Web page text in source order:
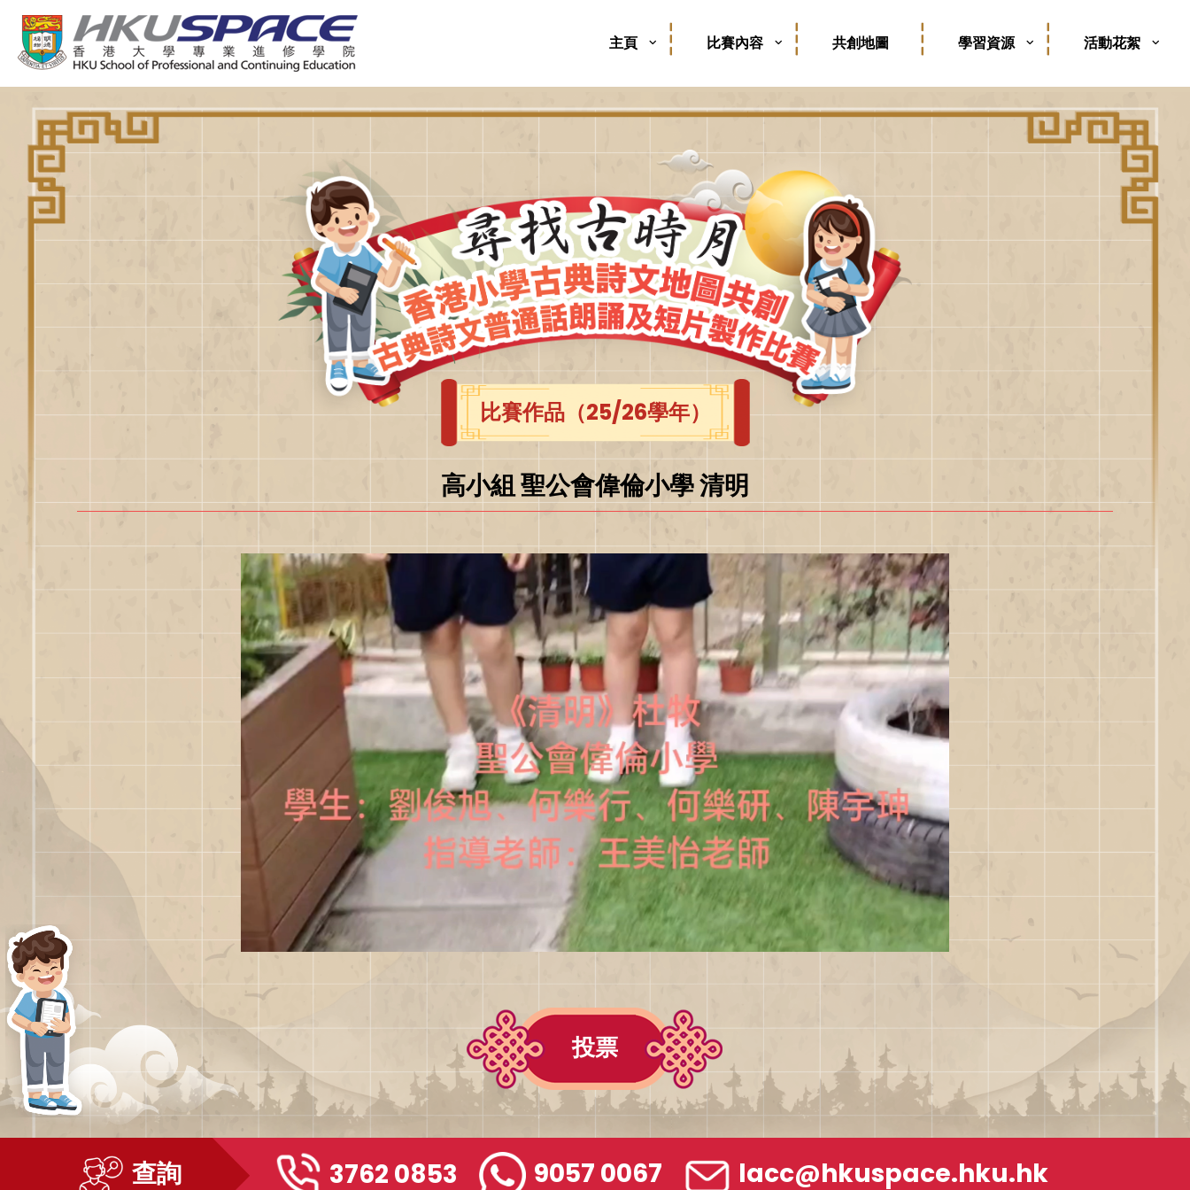
主頁 比賽內容 共創地圖 學習資源 活動花絮
比賽作品（25/26學年）
高小組 聖公會偉倫小學 清明
投票
查詢 3762 0853 9057 0067 lacc@hkuspace.hku.hk